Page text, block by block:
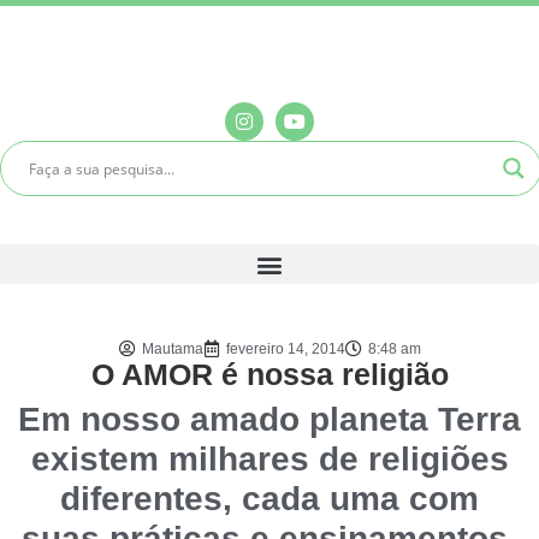
Mautama fevereiro 14, 2014 8:48 am
O AMOR é nossa religião
Em nosso amado planeta Terra
existem milhares de religiões
diferentes, cada uma com